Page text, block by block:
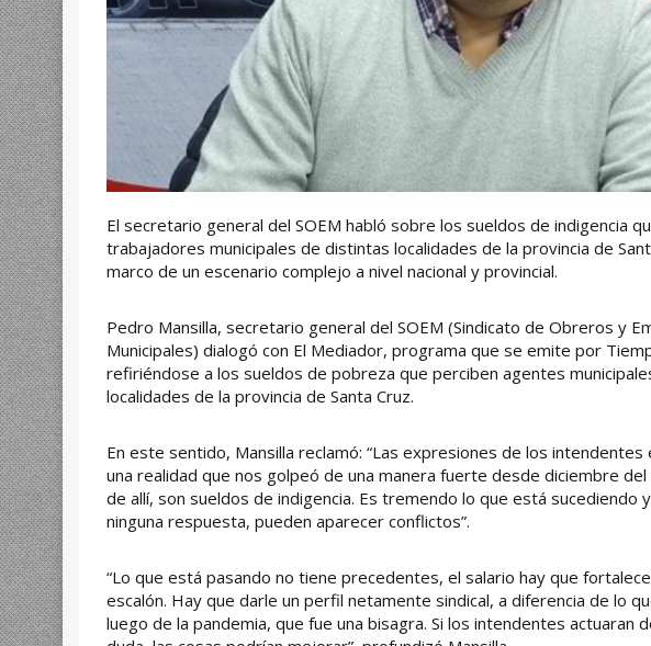
El secretario general del SOEM habló sobre los sueldos de indigencia
trabajadores municipales de distintas localidades de la provincia de
marco de un escenario complejo a nivel nacional y provincial.
Pedro Mansilla, secretario general del SOEM (Sindicato de Obreros y
Municipales) dialogó con El Mediador, programa que se emite por
refiriéndose a los sueldos de pobreza que perciben agentes
localidades de la provincia de Santa Cruz.
En este sentido, Mansilla reclamó: “Las expresiones de los intendentes
una realidad que nos golpeó de una manera fuerte desde diciembre
de allí, son sueldos de indigencia. Es tremendo lo que está sucediendo
ninguna respuesta, pueden aparecer conflictos”.
“Lo que está pasando no tiene precedentes, el salario hay que
escalón. Hay que darle un perfil netamente sindical, a diferencia de lo
luego de la pandemia, que fue una bisagra. Si los intendentes actuaran